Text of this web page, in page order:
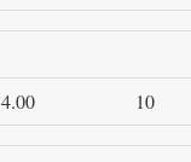
4.00 10